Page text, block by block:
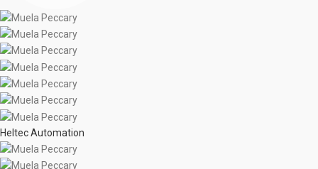
Heltec Automation